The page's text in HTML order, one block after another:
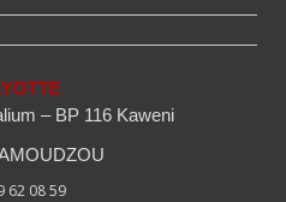
– BP 116 Kaweni
62 08 59